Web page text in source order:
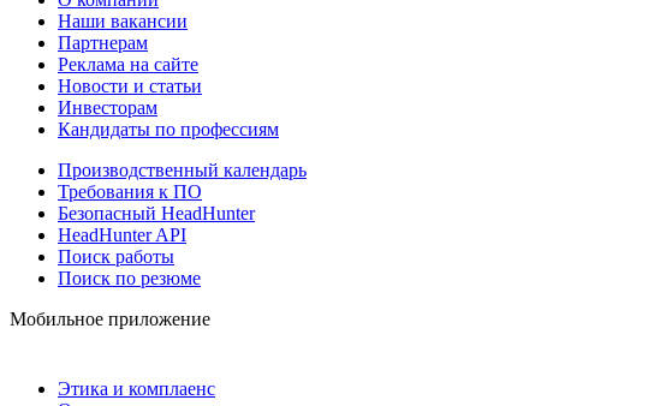
Наши вакансии
Партнерам
Реклама на сайте
Новости и статьи
Инвесторам
Кандидаты по профессиям
Производственный календарь
Требования к ПО
Безопасный HeadHunter
HeadHunter API
Поиск работы
Поиск по резюме
Мобильное приложение
Этика и комплаенс